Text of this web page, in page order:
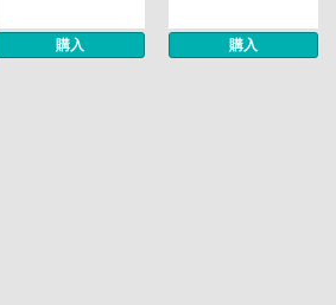
購入 購入